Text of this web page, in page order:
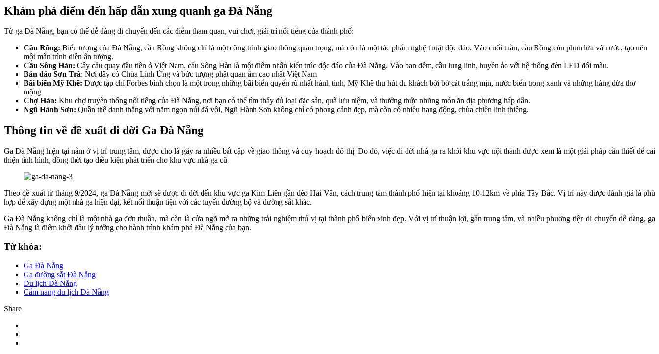
Khám phá điểm đến hấp dẫn xung quanh ga Đà Nẵng
Từ ga Đà Nẵng, bạn có thể dễ dàng di chuyển đến các điểm tham quan, vui chơi, giải trí nổi tiếng của thành phố:
Cầu Rồng: Biểu tượng của Đà Nẵng, cầu Rồng không chỉ là một công trình giao thông quan trọng, mà còn là một tác phẩm nghệ thuật độc đáo. Vào cuối tuần, cầu Rồng còn phun lửa và nước, tạo nên
một màn trình diễn ấn tượng.
Cầu Sông Hàn: Cây cầu quay đầu tiên ở Việt Nam, cầu Sông Hàn là một điểm nhấn kiến trúc độc đáo của Đà Nẵng. Vào ban đêm, cầu lung linh, huyền ảo với hệ thống đèn LED đổi màu.
Bán đảo Sơn Trà: Nơi đây có Chùa Linh Ứng và bức tượng phật quan âm cao nhất Việt Nam
Bãi biển Mỹ Khê: Được tạp chí Forbes bình chọn là một trong những bãi biển quyến rũ nhất hành tinh, Mỹ Khê thu hút du khách bởi bờ cát trắng mịn, nước biển trong xanh và những hàng dừa thơ
mộng.
Chợ Hàn: Khu chợ truyền thống nổi tiếng của Đà Nẵng, nơi bạn có thể tìm thấy đủ loại đặc sản, quà lưu niệm, và thưởng thức những món ăn địa phương hấp dẫn.
Ngũ Hành Sơn: Quần thể danh thắng với năm ngọn núi đá vôi, Ngũ Hành Sơn không chỉ có phong cảnh đẹp, mà còn có nhiều hang động, chùa chiền linh thiêng.
Thông tin về đề xuất di dời Ga Đà Nẵng
Ga Đà Nẵng hiện tại nằm ở vị trí trung tâm, được cho là gây ra nhiều bất cập về giao thông và quy hoạch đô thị. Do đó, việc di dời nhà ga ra khỏi khu vực nội thành được xem là một giải pháp cần thiết để cải
thiện tình hình, đồng thời tạo điều kiện phát triển cho khu vực nhà ga cũ.
Theo đề xuất từ tháng 9/2024, ga Đà Nẵng mới sẽ được di dời đến khu vực ga Kim Liên gần đèo Hải Vân, cách trung tâm thành phố hiện tại khoảng 10-12km về phía Tây Bắc. Vị trí này được đánh giá là phù
hợp để xây dựng một nhà ga hiện đại, kết nối thuận tiện với các tuyến đường bộ và đường sắt khác.
Ga Đà Nẵng không chỉ là một nhà ga đơn thuần, mà còn là cửa ngõ mở ra những trải nghiệm thú vị tại thành phố biển xinh đẹp. Với vị trí thuận lợi, gần trung tâm, và nhiều phương tiện di chuyển dễ dàng, ga
Đà Nẵng là điểm khởi đầu lý tưởng cho hành trình khám phá Đà Nẵng của bạn.
Từ khóa:
Ga Đà Nẵng
Ga đường sắt Đà Nẵng
Du lịch Đà Nẵng
Cẩm nang du lịch Đà Nẵng
Share